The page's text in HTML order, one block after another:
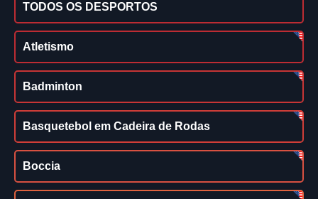
TODOS OS DESPORTOS
Atletismo
Badminton
Basquetebol em Cadeira de Rodas
Boccia